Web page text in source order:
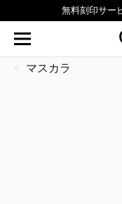
無料刻印サー
マスカラ